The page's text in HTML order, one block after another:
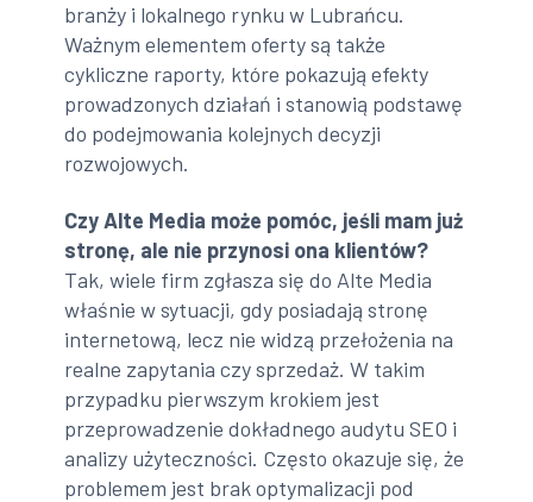
branży i lokalnego rynku w Lubrańcu.
Ważnym elementem oferty są także
cykliczne raporty, które pokazują efekty
prowadzonych działań i stanowią podstawę
do podejmowania kolejnych decyzji
rozwojowych.
Czy Alte Media może pomóc, jeśli mam już
stronę, ale nie przynosi ona klientów?
Tak, wiele firm zgłasza się do Alte Media
właśnie w sytuacji, gdy posiadają stronę
internetową, lecz nie widzą przełożenia na
realne zapytania czy sprzedaż. W takim
przypadku pierwszym krokiem jest
przeprowadzenie dokładnego audytu SEO i
analizy użyteczności. Często okazuje się, że
problemem jest brak optymalizacji pod